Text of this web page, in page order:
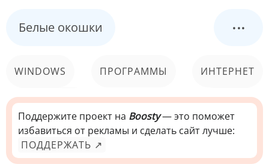
Белые окошки ...
WINDOWS ПРОГРАММЫ ИНТЕРНЕТ
КОМПЬЮТЕР
СИСТЕМА
Поддержите проект на Boosty— это поможет
избавиться от рекламы и сделать сайт лучше:
ПОДДЕРЖАТЬ ↗